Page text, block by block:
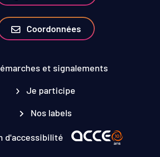
Coordonnées
et signalements
Je participe
Nos labels
d'accessibilité